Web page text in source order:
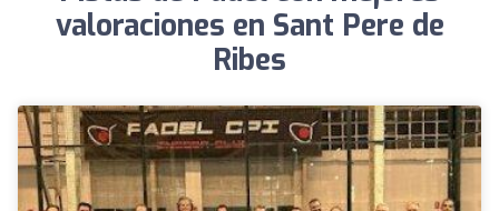
valoraciones en Sant Pere de
Ribes